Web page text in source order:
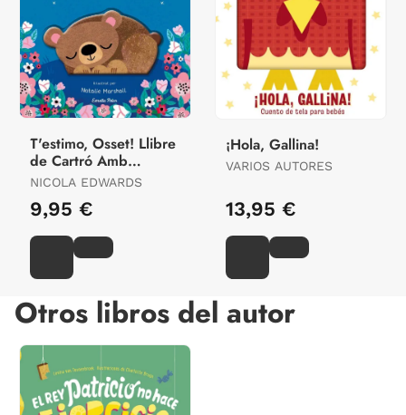
T'estimo, Osset! Llibre
de Cartró Amb
Troquells
NICOLA EDWARDS
9,95 €
¡Hola, Gallina!
VARIOS AUTORES
13,95 €
Otros libros del autor